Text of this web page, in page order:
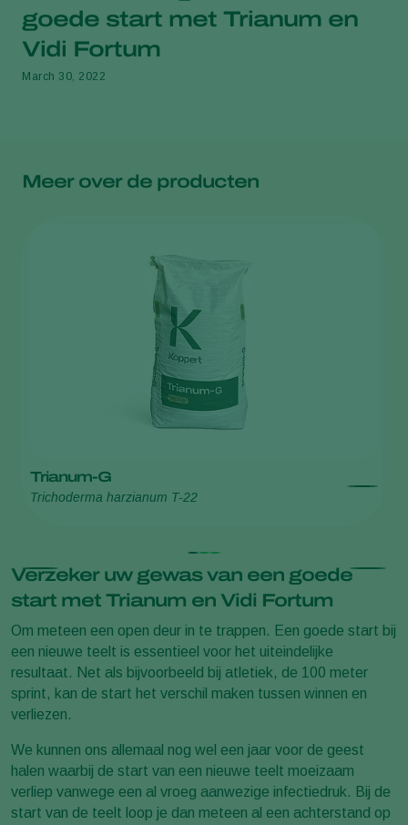
goede start met Trianum en
Vidi Fortum
March 30, 2022
Meer over de producten
Trianum-G
Trichoderma harzianum T-22
Verzeker uw gewas van een goede
start met Trianum en Vidi Fortum
Om meteen een open deur in te trappen. Een goede start bij
een nieuwe teelt is essentieel voor het uiteindelijke
resultaat. Net als bijvoorbeeld bij atletiek, de 100 meter
sprint, kan de start het verschil maken tussen winnen en
verliezen.
We kunnen ons allemaal nog wel een jaar voor de geest
halen waarbij de start van een nieuwe teelt moeizaam
verliep vanwege een al vroeg aanwezige infectiedruk. Bij de
start van de teelt loop je dan meteen al een achterstand op